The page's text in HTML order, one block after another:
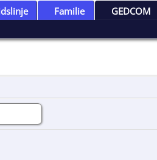
Familie GEDCOM